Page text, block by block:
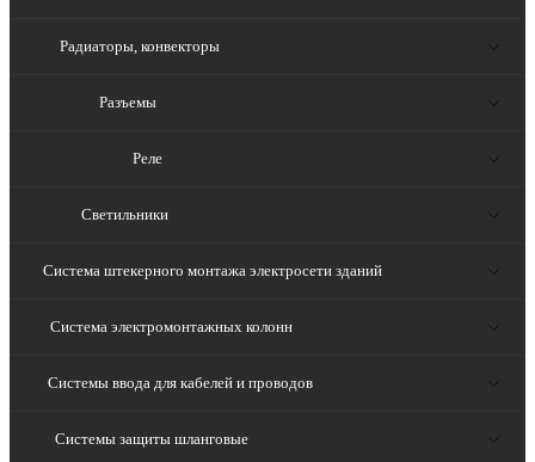
Радиаторы, конвекторы
Разъемы
Реле
Светильники
Система штекерного монтажа электросети зданий
Система электромонтажных колонн
Системы ввода для кабелей и проводов
Системы защиты шланговые